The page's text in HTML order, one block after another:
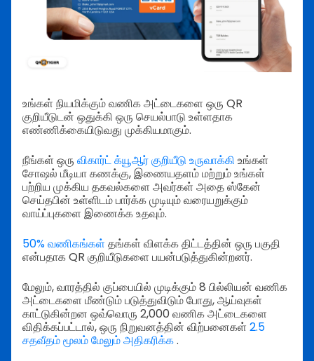
உங்கள் நியமிக்கும் வணிக அட்டைகளை ஒரு QR
குறியீடுடன் ஒதுக்கி ஒரு செயல்பாடு உள்ளதாக
எண்ணிக்கையிடுவது முக்கியமாகும்.
நீங்கள் ஒரு விகார்ட் க்யூஆர் குறியீடு உருவாக்கி உங்கள்
சோஷல் மீடியா கணக்கு, இணையதளம் மற்றும் உங்கள்
பற்றிய முக்கிய தகவல்களை அவர்கள் அதை ஸ்கேன்
செய்தபின் உள்ளிடம் பார்க்க முடியும் வரையறுக்கும்
வாய்ப்புகளை இணைக்க உதவும்.
50% வணிகங்கள் தங்கள் விளக்க திட்டத்தின் ஒரு பகுதி
என்பதாக QR குறியீடுகளை பயன்படுத்துகின்றனர்.
மேலும், வாரத்தில் குப்பையில் முடிக்கும் 8 பில்லியன் வணிக
அட்டைகளை மீண்டும் படுத்துவிடும் போது, ஆய்வுகள்
காட்டுகின்றன ஒவ்வொரு 2,000 வணிக அட்டைகளை
விதிக்கப்பட்டால், ஒரு நிறுவனத்தின் விற்பனைகள் 2.5
சதவீதம் மூலம் மேலும் அதிகரிக்க.